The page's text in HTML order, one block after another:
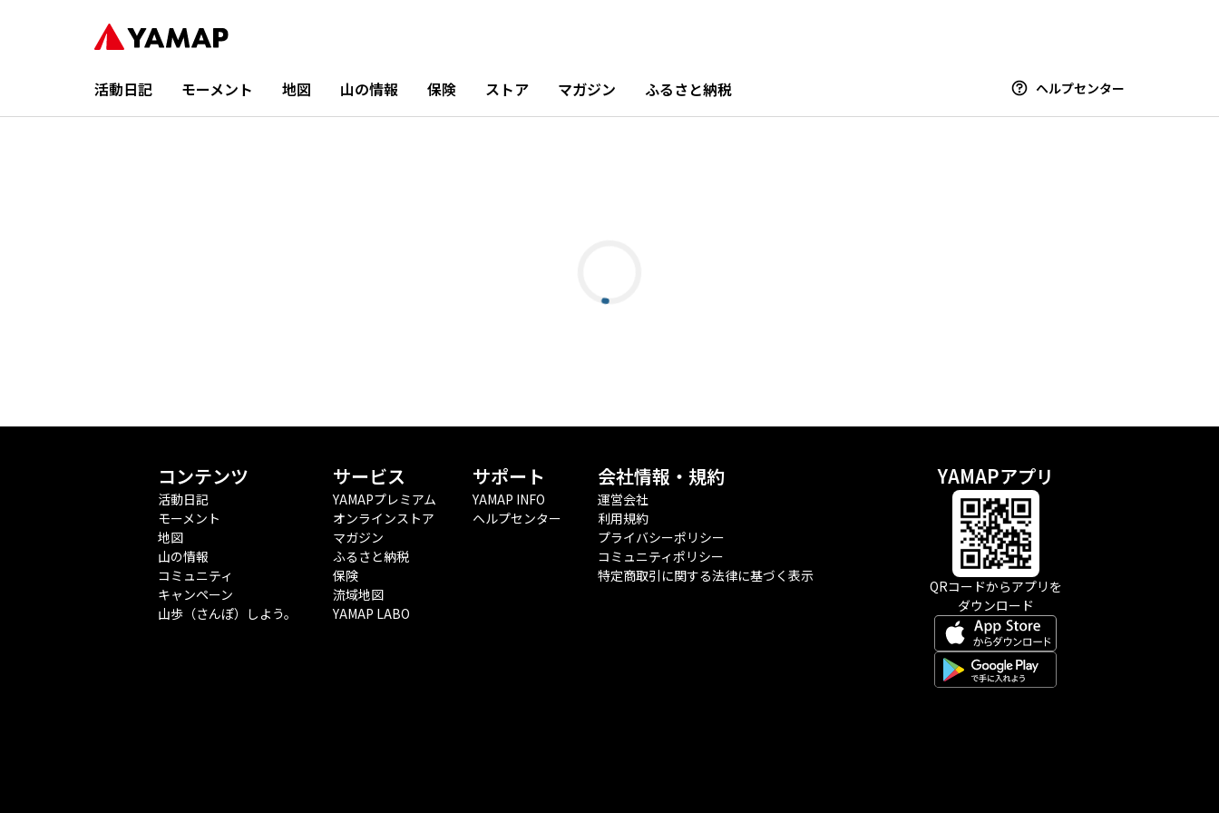
活動日記 モーメント 地図 山の情報 保険 ストア マガジン ふるさと納税 ヘルプセンター
コンテンツ
活動日記
モーメント
地図
山の情報
コミュニティ
キャンペーン
山歩（さんぽ）しよう。
サービス
YAMAPプレミアム
オンラインストア
マガジン
ふるさと納税
保険
流域地図
YAMAP LABO
サポート
YAMAP INFO
ヘルプセンター
会社情報・規約
運営会社
利用規約
プライバシーポリシー
コミュニティポリシー
特定商取引に関する法律に基づく表示
YAMAPアプリ
QRコードからアプリを
ダウンロード